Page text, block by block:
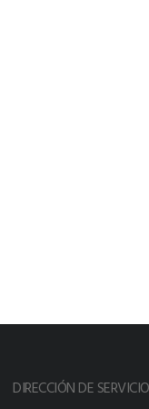
DIRECCIÓN DE